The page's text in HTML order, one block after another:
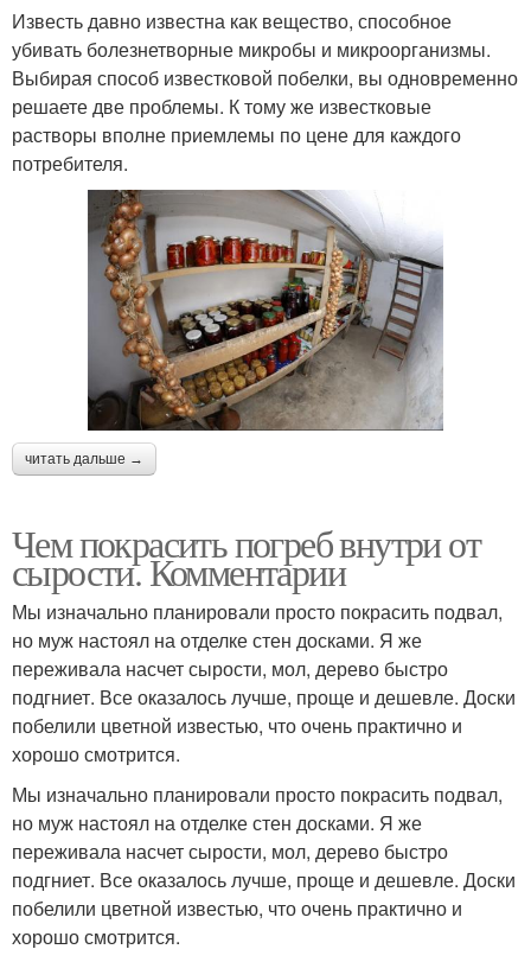
Известь давно известна как вещество, способное
убивать болезнетворные микробы и микроорганизмы.
Выбирая способ известковой побелки, вы одновременно
решаете две проблемы. К тому же известковые
растворы вполне приемлемы по цене для каждого
потребителя.
читать дальше →
Чем покрасить погреб внутри от
сырости. Комментарии
Мы изначально планировали просто покрасить подвал,
но муж настоял на отделке стен досками. Я же
переживала насчет сырости, мол, дерево быстро
подгниет. Все оказалось лучше, проще и дешевле. Доски
побелили цветной известью, что очень практично и
хорошо смотрится.
Мы изначально планировали просто покрасить подвал,
но муж настоял на отделке стен досками. Я же
переживала насчет сырости, мол, дерево быстро
подгниет. Все оказалось лучше, проще и дешевле. Доски
побелили цветной известью, что очень практично и
хорошо смотрится.